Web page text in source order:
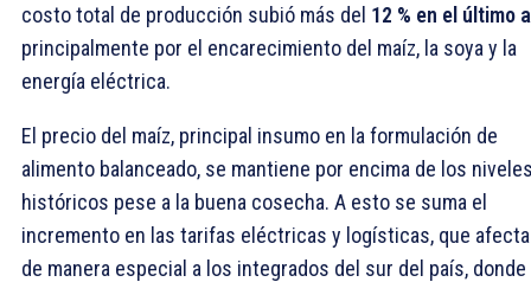
costo total de producción subió más del 12 % en el último
principalmente por el encarecimiento del maíz, la soya y la
energía eléctrica.
El precio del maíz, principal insumo en la formulación de
alimento balanceado, se mantiene por encima de los
históricos pese a la buena cosecha. A esto se suma el
incremento en las tarifas eléctricas y logísticas, que
de manera especial a los integrados del sur del país,